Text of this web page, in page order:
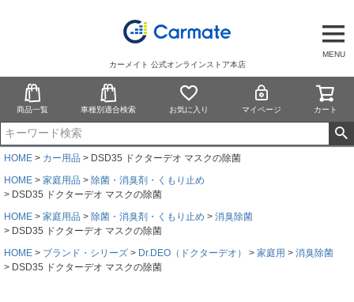
MENU
カーメイト 公式オンラインストア本店
商品一覧 車種別適合検索 お気に入り マイページ カート
HOME カー用品
DSD35 ドクターデオ マスクの除菌
HOME
家庭用品
除菌・消臭剤・くもり止め
DSD35 ドクターデオ マスクの除菌
HOME
家庭用品 除菌・消臭剤・くもり止め
消臭除菌
DSD35 ドクターデオ マスクの除菌
HOME
ブランド・シリーズ Dr.DEO（ドクターデオ） 家庭用
消臭除菌
DSD35 ドクターデオ マスクの除菌